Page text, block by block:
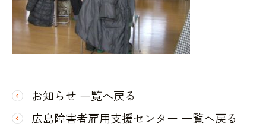
お知らせ 一覧へ戻る
広島障害者雇用支援センター 一覧へ戻る